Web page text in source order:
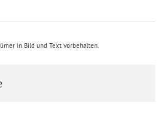
in Bild und Text vorbehalten.